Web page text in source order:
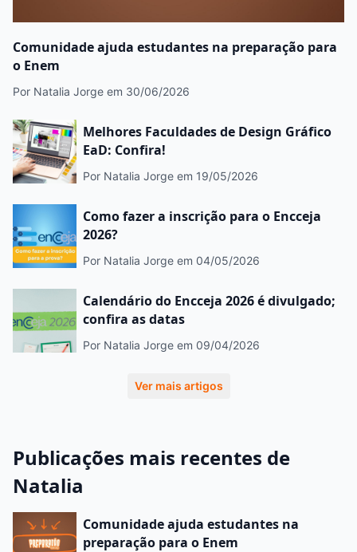
Comunidade ajuda estudantes na preparação para
o Enem
Por Natalia Jorge em 30/06/2026
Melhores Faculdades de Design Gráfico
EaD: Confira!
Por Natalia Jorge em 19/05/2026
Como fazer a inscrição para o Encceja
2026?
Por Natalia Jorge em 04/05/2026
Calendário do Encceja 2026 é divulgado;
confira as datas
Por Natalia Jorge em 09/04/2026
Ver mais artigos
Publicações mais recentes de
Natalia
Comunidade ajuda estudantes na
preparação para o Enem